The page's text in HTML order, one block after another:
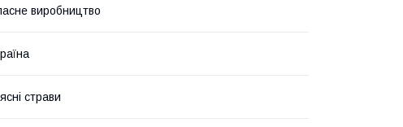
виробництво
страви